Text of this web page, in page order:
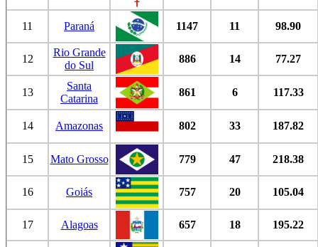
11 Paraná 1147 11 98.90
12
Rio Grande
do Sul
886 14 77.27
13
Santa
Catarina
861 6 117.33
14 Amazonas 802 33 187.82
15 Mato Grosso 779 47 218.38
16 Goiás 757 20 105.04
17 Alagoas 657 18 195.22